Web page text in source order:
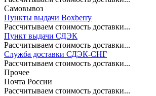
Самовывоз
Пункты выдачи Boxberry
Рассчитываем стоимость доставки...
Пункт выдачи СДЭК
Рассчитываем стоимость доставки...
Служба доставки СДЭК-СНГ
Рассчитываем стоимость доставки...
Прочее
Почта России
Рассчитываем стоимость доставки...